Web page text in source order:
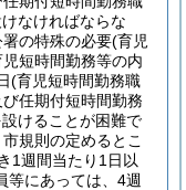
なければならな
の特殊の必要(育児
短時間勤務等の内
(育児短時間勤務職
任期付短時間勤務
けることが困難で
規則の定めるとこ
1週間当たり1日以
等にあっては、4週